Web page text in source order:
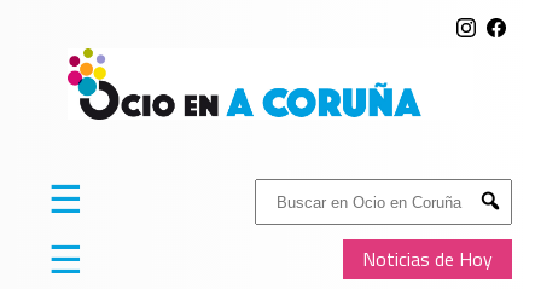
Buscar:
Submit
Noticias de Hoy
☰
☰